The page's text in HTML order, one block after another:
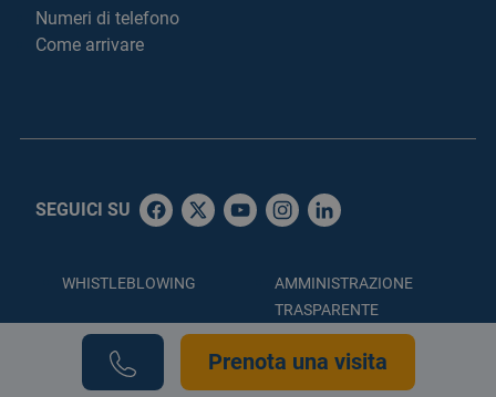
Numeri di telefono
Come arrivare
SEGUICI SU
WHISTLEBLOWING
AMMINISTRAZIONE
TRASPARENTE
ACCESSIBILITÀ
COOKIE POLICY
Prenota una visita